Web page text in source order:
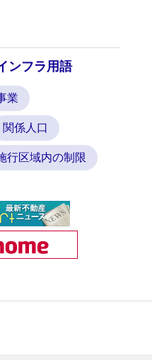
ンフラ用語
業
関係人口
行区域内の制限